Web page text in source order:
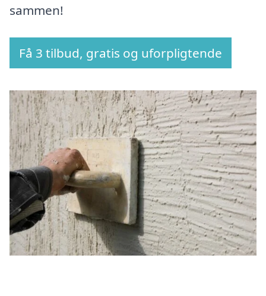
sammen!
Få 3 tilbud, gratis og uforpligtende